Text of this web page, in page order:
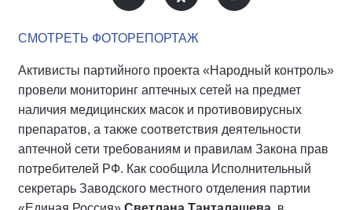
СМОТРЕТЬ ФОТОРЕПОРТАЖ
Активисты партийного проекта «Народный контроль»
провели мониторинг аптечных сетей на предмет
наличия медицинских масок и противовирусных
препаратов, а также соответствия деятельности
аптечной сети требованиям и правилам Закона прав
потребителей РФ. Как сообщила Исполнительный
секретарь Заводского местного отделения партии